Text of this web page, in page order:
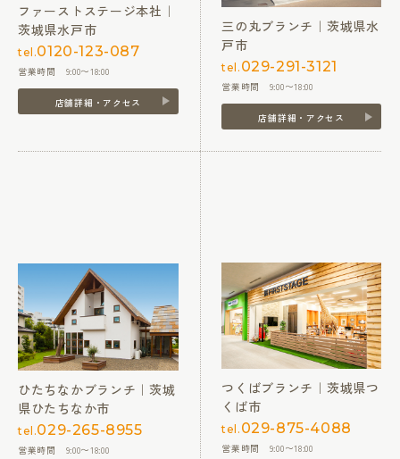
ファーストステージ本社｜
茨城県水戸市
tel.0120-123-087
営業時間 9:00〜18:00
店舗詳細・アクセス
三の丸ブランチ｜茨城県水
戸市
tel. 029-291-3121
営業時間 9:00〜18:00
店舗詳細・アクセス
ひたちなかブランチ｜茨城
県ひたちなか市
tel.029-265-8955
営業時間 9:00〜18:00
つくばブランチ｜茨城県つ
くば市
tel. 029-875-4088
営業時間 9:00〜18:00